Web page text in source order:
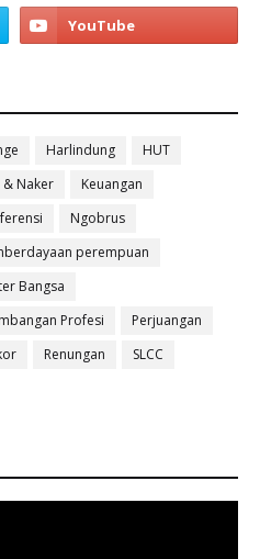
Harlindung
HUT
& Naker
Keuangan
Ngobrus
perempuan
Bangsa
Profesi
Perjuangan
Renungan
SLCC